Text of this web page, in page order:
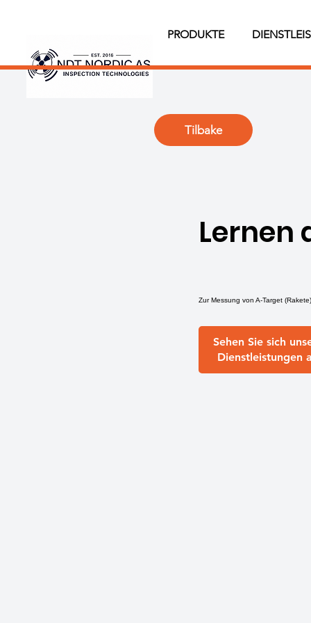
PRODUKTE
Tilbake
Lernen
Zur Messung von A-Target (Rakete)
Sehen Sie sich
Dienstleistungen